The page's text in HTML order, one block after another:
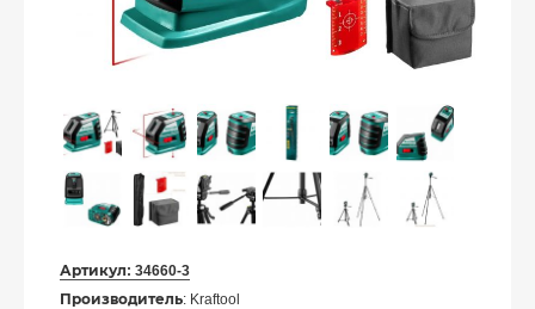
Артикул: 34660-3
Производитель: Kraftool